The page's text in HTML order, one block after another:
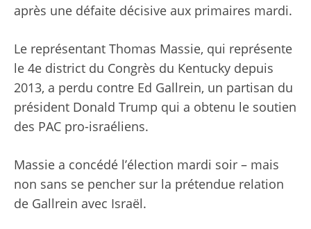
après une défaite décisive aux primaires mardi.
Le représentant Thomas Massie, qui représente
le 4e district du Congrès du Kentucky depuis
2013, a perdu contre Ed Gallrein, un partisan du
président Donald Trump qui a obtenu le soutien
des PAC pro-israéliens.
Massie a concédé l’élection mardi soir – mais
non sans se pencher sur la prétendue relation
de Gallrein avec Israël.